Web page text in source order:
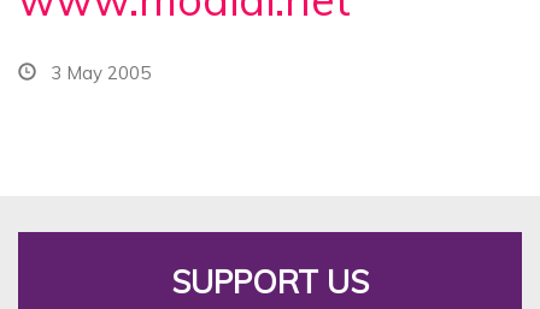
3 May 2005
SUPPORT US